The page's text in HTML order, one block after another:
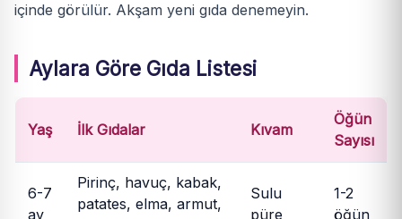
içinde görülür. Akşam yeni gıda denemeyin.
Aylara Göre Gıda Listesi
Yaş İlk Gıdalar Kıvam
Öğün
Sayısı
6-7
ay
Pirinç, havuç, kabak,
patates, elma, armut,
Sulu
püre
1-2
öğün